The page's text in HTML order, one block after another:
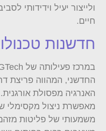
ולייצור יעיל וידידותי
חיים.
חדשנות
החדשני, המהווה פריצת
האנרגיה מפסולת
מאפשרת ניצול מקסימלי
משמעותי של פליטות